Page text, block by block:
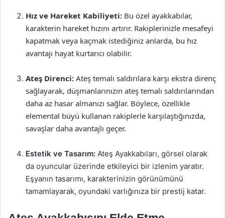
Hız ve Hareket Kabiliyeti: Bu özel ayakkabılar,
karakterin hareket hızını artırır. Rakiplerinizle mesafeyi
kapatmak veya kaçmak istediğiniz anlarda, bu hız
avantajı hayat kurtarıcı olabilir.
Ateş Direnci: Ateş temalı saldırılara karşı ekstra direnç
sağlayarak, düşmanlarınızın ateş temalı saldırılarından
daha az hasar almanızı sağlar. Böylece, özellikle
elemental büyü kullanan rakiplerle karşılaştığınızda,
savaşlar daha avantajlı geçer.
Estetik ve Tasarım: Ateş Ayakkabıları, görsel olarak
da oyuncular üzerinde etkileyici bir izlenim yaratır.
Eşyanın tasarımı, karakterinizin görünümünü
tamamlayarak, oyundaki varlığınıza bir prestij katar.